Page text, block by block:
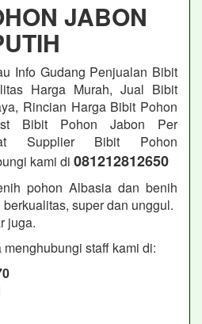
JABON
Info Gudang Penjualan Bibit
Harga Murah, Jual Bibit
Rincian Harga Bibit Pohon
Bibit Pohon Jabon Per
Supplier Bibit Pohon
kami di 081212812650
pohon Albasia dan benih
super dan unggul.
juga.
staff kami di: